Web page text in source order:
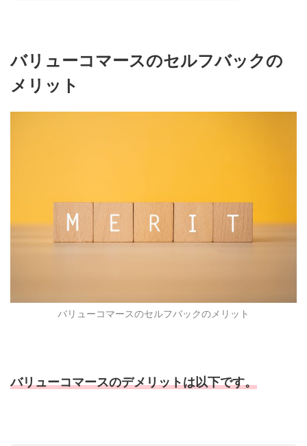
バリューコマースのセルフバックの
メリット
バリューコマースのセルフバックのメリット
バリューコマースのデメリットは以下です。